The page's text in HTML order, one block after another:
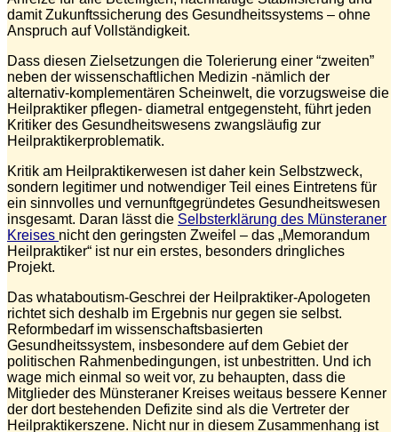
damit Zukunftssicherung des Gesundheitssystems – ohne
Anspruch auf Vollständigkeit.
Dass diesen Zielsetzungen die Tolerierung einer “zweiten”
neben der wissenschaftlichen Medizin -nämlich der
alternativ-komplementären Scheinwelt, die vorzugsweise die
Heilpraktiker pflegen- diametral entgegensteht, führt jeden
Kritiker des Gesundheitswesens zwangsläufig zur
Heilpraktikerproblematik.
Kritik am Heilpraktikerwesen ist daher kein Selbstzweck,
sondern legitimer und notwendiger Teil eines Eintretens für
ein sinnvolles und vernunftgegründetes Gesundheitswesen
insgesamt. Daran lässt die Selbsterklärung des Münsteraner
Kreises nicht den geringsten Zweifel – das „Memorandum
Heilpraktiker“ ist nur ein erstes, besonders dringliches
Projekt.
Das whataboutism-Geschrei der Heilpraktiker-Apologeten
richtet sich deshalb im Ergebnis nur gegen sie selbst.
Reformbedarf im wissenschaftsbasierten
Gesundheitssystem, insbesondere auf dem Gebiet der
politischen Rahmenbedingungen, ist unbestritten. Und ich
wage mich einmal so weit vor, zu behaupten, dass die
Mitglieder des Münsteraner Kreises weitaus bessere Kenner
der dort bestehenden Defizite sind als die Vertreter der
Heilpraktikerszene. Nicht nur in diesem Zusammenhang ist